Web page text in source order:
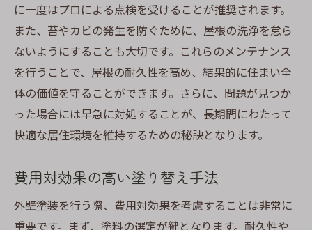
に一度はプロによる点検を受けることが推奨されます。
また、苔やカビの発生を防ぐために、屋根の洗浄を怠ら
ないようにすることも大切です。これらのメンテナンス
を行うことで、屋根の耐久性を高め、結果的に住まい全
体の価値を守ることができます。さらに、問題が見つか
った場合には早急に対処することが、長期間にわたって
快適な居住環境を維持するための秘訣となります。
費用対効果の高い塗り替え手法
外壁塗装を行う際、費用対効果を考慮することは非常に
重要です。まず、塗料の選定が鍵となります。耐久性や